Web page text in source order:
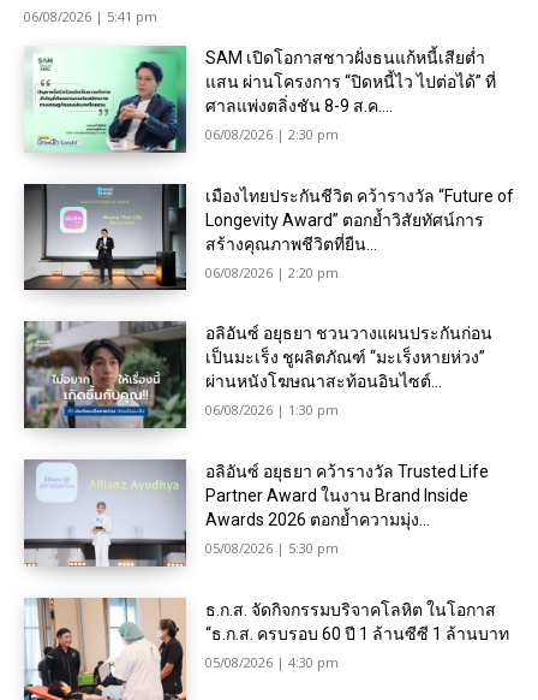
06/08/2026 | 5:41 pm
SAM เปิดโอกาสชาวฝั่งธนแก้หนี้เสียต่ำ
แสน ผ่านโครงการ “ปิดหนี้ไว ไปต่อได้” ที่
ศาลแพ่งตลิ่งชัน 8-9 ส.ค....
06/08/2026 | 2:30 pm
เมืองไทยประกันชีวิต คว้ารางวัล “Future of
Longevity Award” ตอกย้ำวิสัยทัศน์การ
สร้างคุณภาพชีวิตที่ยืน...
06/08/2026 | 2:20 pm
อลิอันซ์ อยุธยา ชวนวางแผนประกันก่อน
เป็นมะเร็ง ชูผลิตภัณฑ์ “มะเร็งหายห่วง”
ผ่านหนังโฆษณาสะท้อนอินไซต์...
06/08/2026 | 1:30 pm
อลิอันซ์ อยุธยา คว้ารางวัล Trusted Life
Partner Award ในงาน Brand Inside
Awards 2026 ตอกย้ำความมุ่ง...
05/08/2026 | 5:30 pm
ธ.ก.ส. จัดกิจกรรมบริจาคโลหิต ในโอกาส
“ธ.ก.ส. ครบรอบ 60 ปี 1 ล้านซีซี 1 ล้านบาท
05/08/2026 | 4:30 pm